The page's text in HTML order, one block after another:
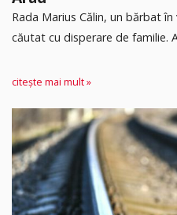
Rada Marius Călin, un bărbat
căutat cu disperare de familie.
citește mai mult »